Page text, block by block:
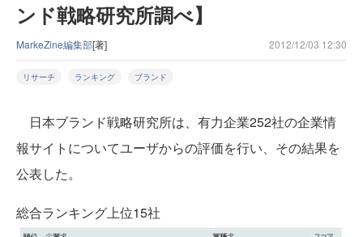
ンド戦略研究所調べ】
MarkeZine編集部[著] 2012/12/03 12:30
リサーチ ランキング ブランド
日本ブランド戦略研究所は、有力企業252社の企業情
報サイトについてユーザからの評価を行い、その結果を
公表した。
総合ランキング上位15社